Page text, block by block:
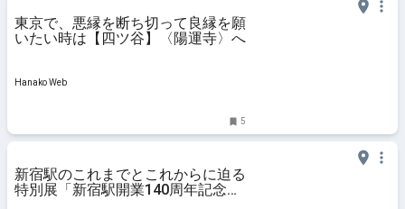
東京で、悪縁を断ち切って良縁を願
いたい時は【四ツ谷】〈陽運寺〉へ
Hanako Web
5
新宿駅のこれまでとこれからに迫る
特別展「新宿駅開業140周年記念